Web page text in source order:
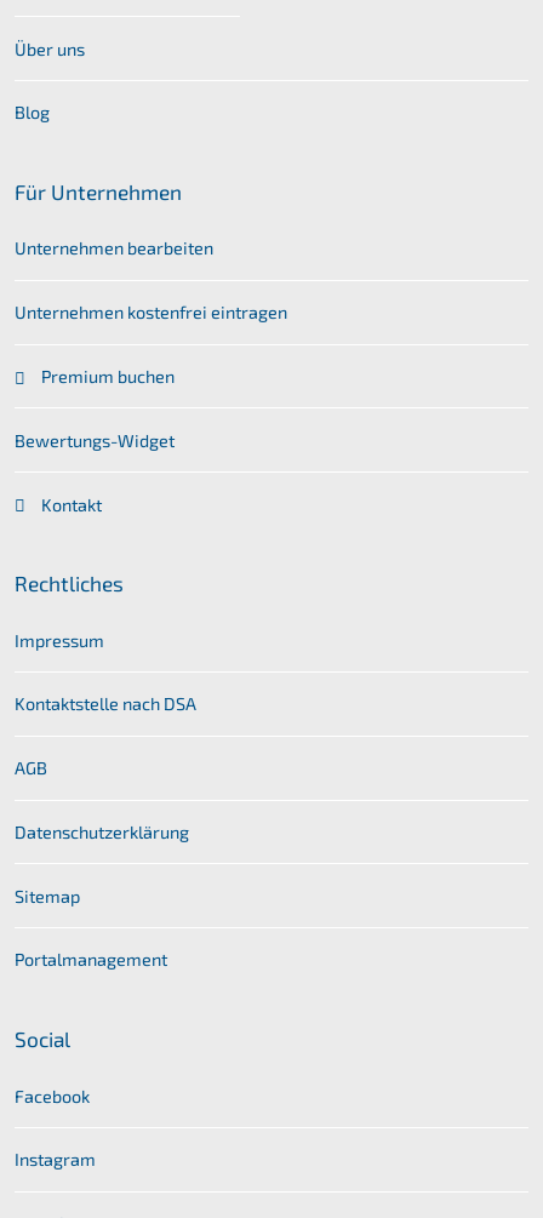
Über uns
Blog
Für Unternehmen
Unternehmen bearbeiten
Unternehmen kostenfrei eintragen
Premium buchen
Bewertungs-Widget
Kontakt
Rechtliches
Impressum
Kontaktstelle nach DSA
AGB
Datenschutzerklärung
Sitemap
Portalmanagement
Social
Facebook
Instagram